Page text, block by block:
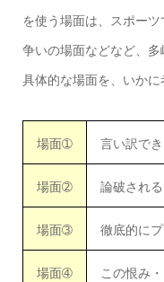
を使う場面は、スポー
争いの場面などなど、多
具体的な場面を、いかに
場面➀ 言い訳で
場面➁ 論破される
場面➂ 徹底的に
場面➃ この恨み